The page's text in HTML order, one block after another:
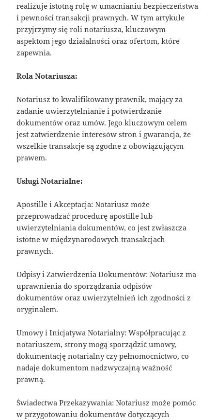
realizuje istotną rolę w umacnianiu bezpieczeństwa
i pewności transakcji prawnych. W tym artykule
przyjrzymy się roli notariusza, kluczowym
aspektom jego działalności oraz ofertom, które
zapewnia.
Rola Notariusza:
Notariusz to kwalifikowany prawnik, mający za
zadanie uwierzytelnianie i potwierdzanie
dokumentów oraz umów. Jego kluczowym celem
jest zatwierdzenie interesów stron i gwarancja, że
wszelkie transakcje są zgodne z obowiązującym
prawem.
Usługi Notarialne:
Apostille i Akceptacja: Notariusz może
przeprowadzać procedurę apostille lub
uwierzytelniania dokumentów, co jest zwłaszcza
istotne w międzynarodowych transakcjach
prawnych.
Odpisy i Zatwierdzenia Dokumentów: Notariusz ma
uprawnienia do sporządzania odpisów
dokumentów oraz uwierzytelnień ich zgodności z
oryginałem.
Umowy i Inicjatywa Notarialny: Współpracując z
notariuszem, strony mogą sporządzić umowy,
dokumentację notarialny czy pełnomocnictwo, co
nadaje dokumentom nadzwyczajną ważność
prawną.
Świadectwa Przekazywania: Notariusz może pomóc
w przygotowaniu dokumentów dotyczących